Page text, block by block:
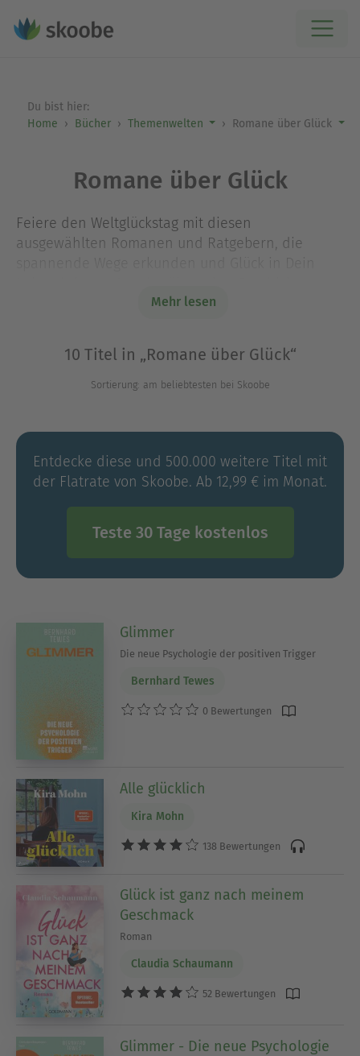
Du bist hier:
Home
Bücher Themenwelten Romane über Glück
Romane über Glück
Feiere den Weltglückstag mit diesen
ausgewählten Romanen und Ratgebern, die
über die Suche nach der Lebenszufriedenheit bis
Alltag – entdecke, wie Du Deine eigene
Glücksreise beginnen kannst!
Mehr lesen
10 Titel in „Romane über Glück“
Sortierung: am beliebtesten bei Skoobe
Entdecke diese und 500.000 weitere Titel mit
der Flatrate von Skoobe. Ab 12,99 € im Monat.
Teste 30 Tage kostenlos
Glimmer
Die neue Psychologie der positiven Trigger
Bernhard Tewes
0 Bewertungen
Alle glücklich
Kira Mohn
138 Bewertungen
Glück ist ganz nach meinem
Geschmack
Roman
Claudia Schaumann
52 Bewertungen
Glimmer - Die neue Psychologie